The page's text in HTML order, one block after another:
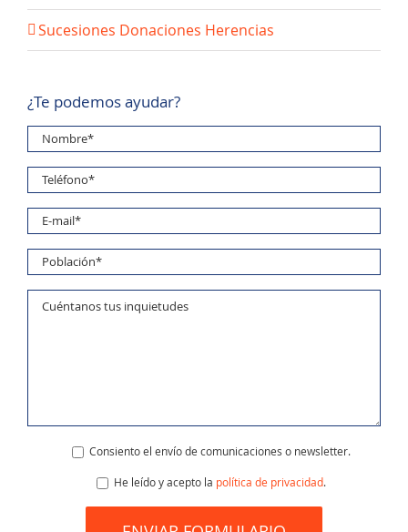
Sucesiones Donaciones Herencias
¿Te podemos ayudar?
Consiento el envío de comunicaciones o newsletter.
He leído y acepto la política de privacidad.